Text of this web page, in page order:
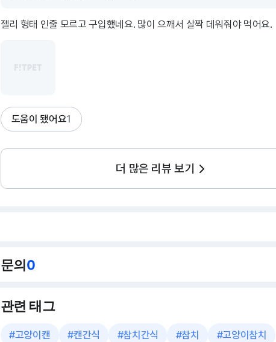
젤리 형태 인줄 모르고 구입했네요. 많이 으깨서 살짝 데워줘야 먹어요.
도움이 됐어요1
더 많은 리뷰 보기
문의0
관련 태그
#고양이캔 #캔간식 #참치간식 #참치 #고양이참치